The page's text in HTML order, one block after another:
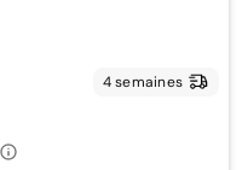
4 semaines